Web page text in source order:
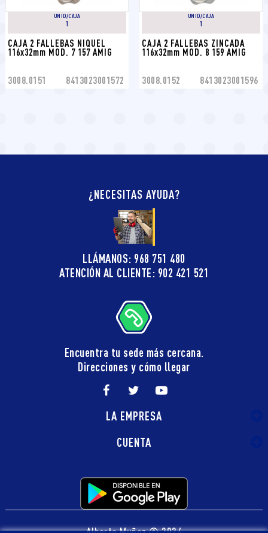
UNID/CAJA
1
CAJA 2 FALLEBAS NIQUEL
116x32mm MOD. 7 157 AMIG
3008.0151 8413023001572
UNID/CAJA
1
CAJA 2 FALLEBAS ZINCADA
116x32mm MOD. 8 159 AMIG
3008.0152 8413023001596
¿NECESITAS AYUDA?
LLÁMANOS: 968 751 480
ATENCIÓN AL CLIENTE: 902 421 521
Encuentra tu sede más cercana.
Direcciones y cómo llegar
LA EMPRESA
CUENTA